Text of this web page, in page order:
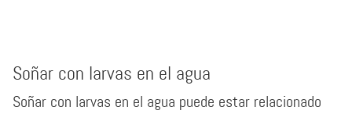
Soñar con larvas en el agua
Soñar con larvas en el agua puede estar relacionado